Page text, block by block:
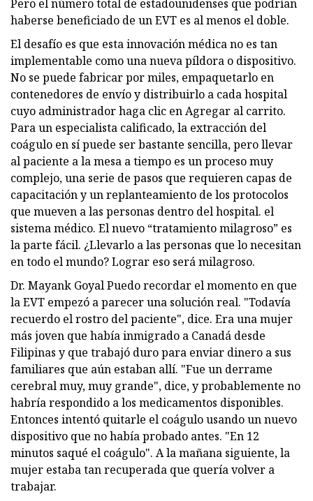
Pero el número total de estadounidenses que podrían
haberse beneficiado de un EVT es al menos el doble.
El desafío es que esta innovación médica no es tan
implementable como una nueva píldora o dispositivo.
No se puede fabricar por miles, empaquetarlo en
contenedores de envío y distribuirlo a cada hospital
cuyo administrador haga clic en Agregar al carrito.
Para un especialista calificado, la extracción del
coágulo en sí puede ser bastante sencilla, pero llevar
al paciente a la mesa a tiempo es un proceso muy
complejo, una serie de pasos que requieren capas de
capacitación y un replanteamiento de los protocolos
que mueven a las personas dentro del hospital. el
sistema médico. El nuevo “tratamiento milagroso” es
la parte fácil. ¿Llevarlo a las personas que lo necesitan
en todo el mundo? Lograr eso será milagroso.
Dr. Mayank Goyal Puedo recordar el momento en que
la EVT empezó a parecer una solución real. "Todavía
recuerdo el rostro del paciente", dice. Era una mujer
más joven que había inmigrado a Canadá desde
Filipinas y que trabajó duro para enviar dinero a sus
familiares que aún estaban allí. "Fue un derrame
cerebral muy, muy grande", dice, y probablemente no
habría respondido a los medicamentos disponibles.
Entonces intentó quitarle el coágulo usando un nuevo
dispositivo que no había probado antes. "En 12
minutos saqué el coágulo". A la mañana siguiente, la
mujer estaba tan recuperada que quería volver a
trabajar.